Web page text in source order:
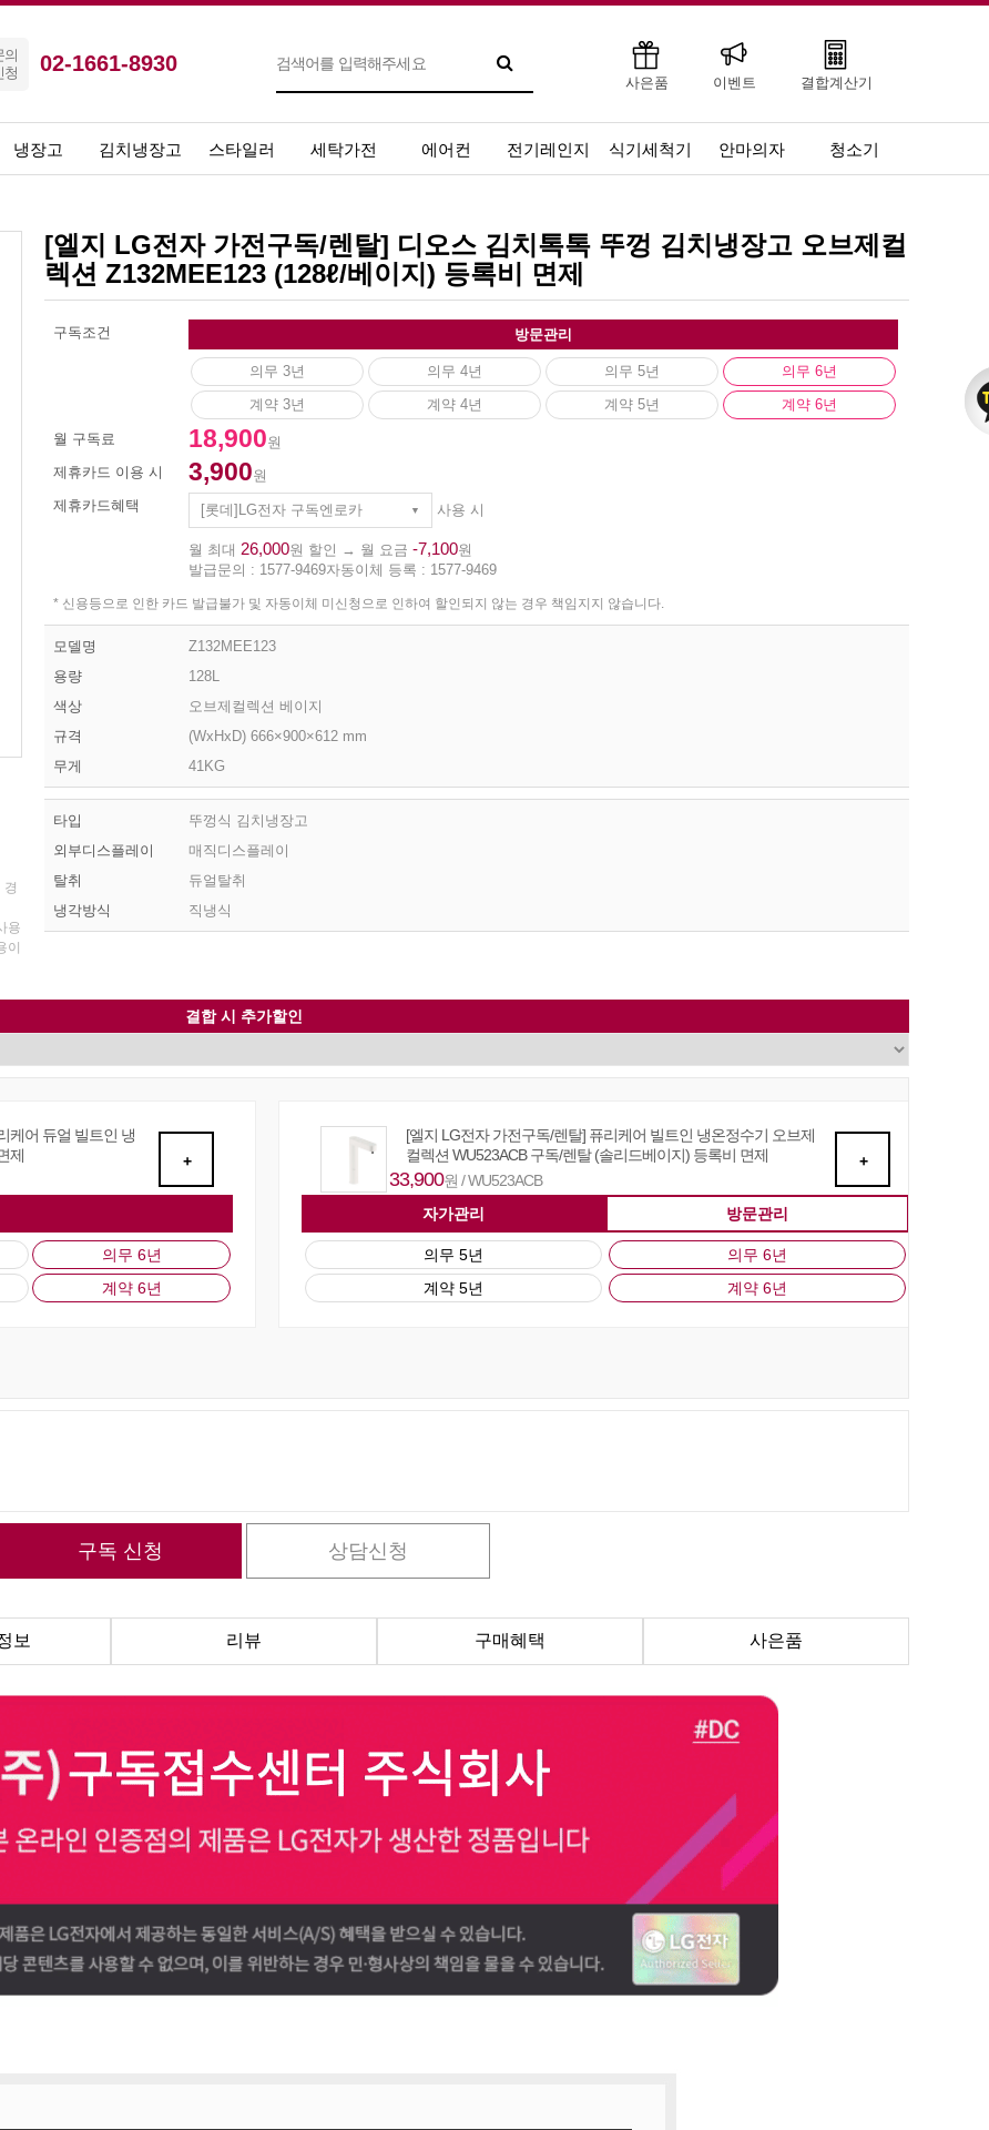
02-1661-8930
의
청
사은품 이벤트 결합계산기
냉장고 김치냉장고 스타일러 세탁가전 에어컨 전기레인지 식기세척기 안마의자 청소기
용
이
[엘지 LG전자 가전구독/렌탈] 디오스 김치톡톡 뚜껑 김치냉장고 오브제컬
렉션 Z132MEE123 (128ℓ/베이지) 등록비 면제
구독조건 방문관리
의무 3년
계약 3년
의무 4년
계약 4년
의무 5년
계약 5년
의무 6년
계약 6년
월 구독료 18,900원
제휴카드 이용 시
3,900원
제휴카드혜택
[롯데]LG전자 구독엔로카 사용 시
월 최대 26,000원 할인 → 월 요금 -7,100원
발급문의 : 1577-9469자동이체 등록 : 1577-9469
* 신용등으로 인한 카드 발급불가 및 자동이체 미신청으로 인하여 할인되지 않는 경우 책임지지 않습니다.
모델명
Z132MEE123
용량
128L
색상
오브제컬렉션 베이지
규격
(WxHxD) 666×900×612 mm
무게
41KG
타입
뚜껑식 김치냉장고
외부디스플레이
매직디스플레이
탈취
듀얼탈취
냉각방식
직냉식
결합 시 추가할인
케어 듀얼 빌트인 냉
제
+
의무 6년
계약 6년
[엘지 LG전자 가전구독/렌탈] 퓨리케어 빌트인 냉온정수기 오브제
컬렉션 WU523ACB 구독/렌탈 (솔리드베이지) 등록비 면제
+
33,900원 / WU523ACB
자가관리
방문관리
의무 5년
계약 5년
의무 6년
계약 6년
보 리뷰 구매혜택 사은품